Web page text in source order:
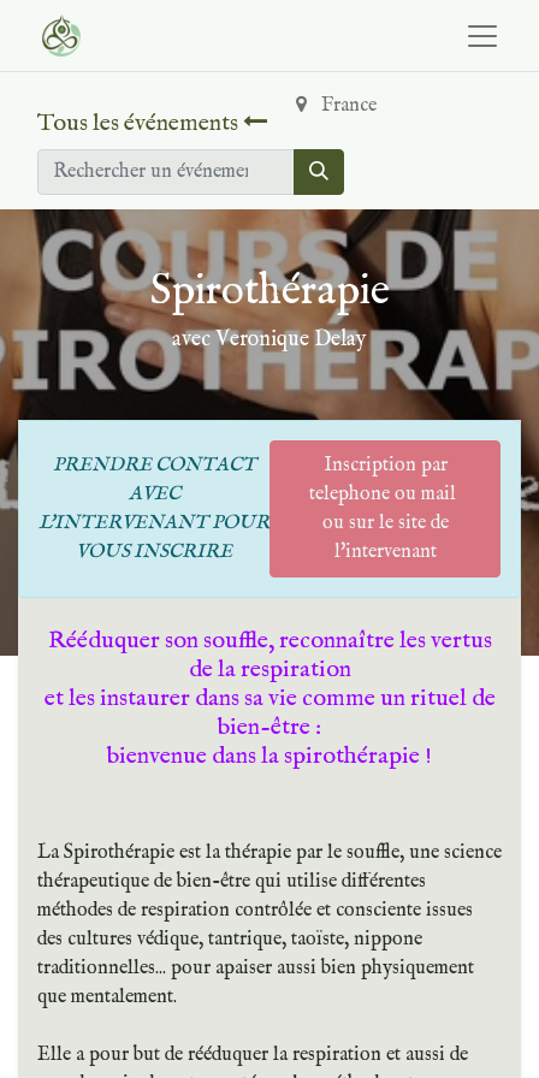
Tous les événements
France
Spirothérapie
avec Veronique Delay
PRENDRE CONTACT
AVEC
L'INTERVENANT POUR
VOUS INSCRIRE
Inscription par
telephone ou mail
ou sur le site de
l'intervenant
Rééduquer son souffle, reconnaître les vertus
de la respiration
et les instaurer dans sa vie comme un rituel de
bien-être :
bienvenue dans la spirothérapie !
La Spirothérapie est la thérapie par le souffle, une science
thérapeutique de bien-être qui utilise différentes
méthodes de respiration contrôlée et consciente issues
des cultures védique, tantrique, taoïste, nippone
traditionnelles... pour apaiser aussi bien physiquement
que mentalement.
Elle a pour but de rééduquer la respiration et aussi de